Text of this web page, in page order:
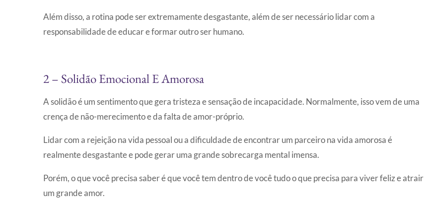
Além disso, a rotina pode ser extremamente desgastante, além de ser necessário lidar com a
responsabilidade de educar e formar outro ser humano.
2 – Solidão Emocional E Amorosa
A solidão é um sentimento que gera tristeza e sensação de incapacidade. Normalmente, isso vem de uma
crença de não-merecimento e da falta de amor-próprio.
Lidar com a rejeição na vida pessoal ou a dificuldade de encontrar um parceiro na vida amorosa é
realmente desgastante e pode gerar uma grande sobrecarga mental imensa.
Porém, o que você precisa saber é que você tem dentro de você tudo o que precisa para viver feliz e atrair
um grande amor.